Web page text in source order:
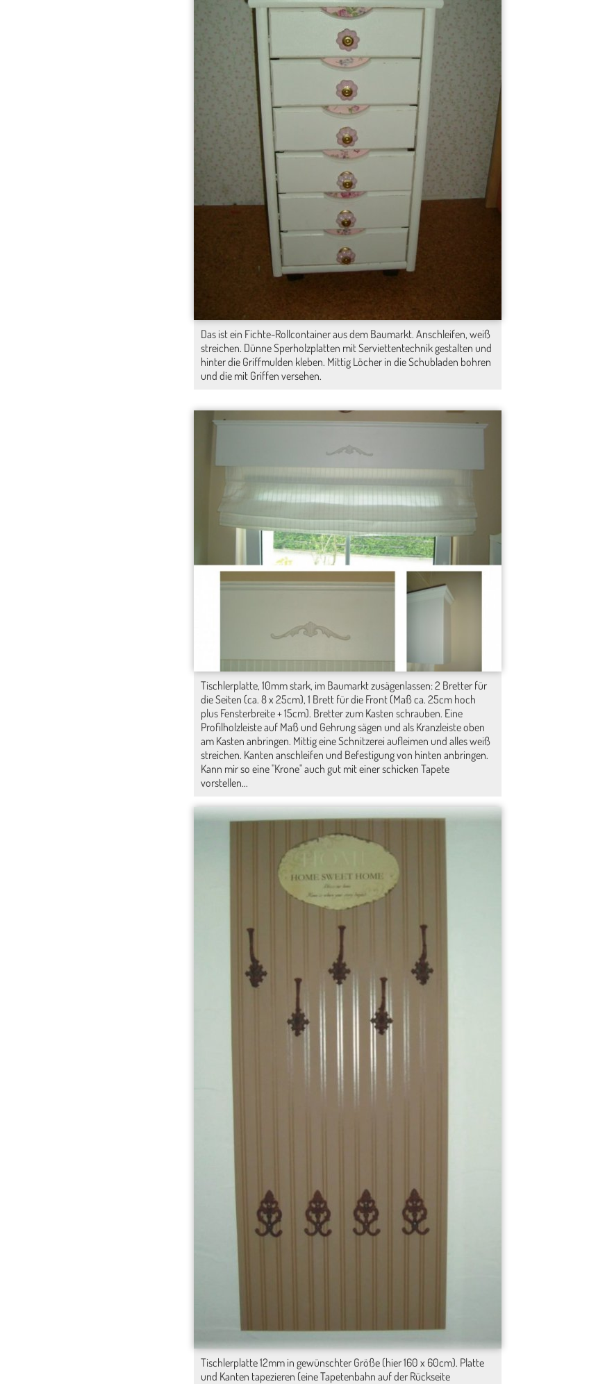
Das ist ein Fichte-Rollcontainer aus dem Baumarkt. Anschleifen, weiß
streichen. Dünne Sperholzplatten mit Serviettentechnik gestalten und
hinter die Griffmulden kleben. Mittig Löcher in die Schubladen bohren
und die mit Griffen versehen.
Tischlerplatte, 10mm stark, im Baumarkt zusägenlassen: 2 Bretter für
die Seiten (ca. 8 x 25cm), 1 Brett für die Front (Maß ca. 25cm hoch
plus Fensterbreite + 15cm). Bretter zum Kasten schrauben. Eine
Profilholzleiste auf Maß und Gehrung sägen und als Kranzleiste oben
am Kasten anbringen. Mittig eine Schnitzerei aufleimen und alles weiß
streichen. Kanten anschleifen und Befestigung von hinten anbringen.
Kann mir so eine "Krone" auch gut mit einer schicken Tapete
vorstellen...
Tischlerplatte 12mm in gewünschter Größe (hier 160 x 60cm). Platte
und Kanten tapezieren (eine Tapetenbahn auf der Rückseite